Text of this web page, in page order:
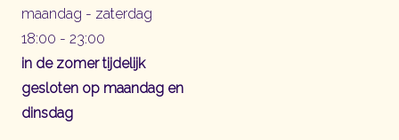
maandag - zaterdag
18:00 - 23:00
in de zomer tijdelijk
gesloten op maandag en
dinsdag